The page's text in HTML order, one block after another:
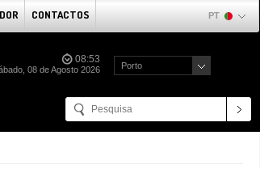
CONTACTOS PT
08:53
08 de Agosto 2026 Porto